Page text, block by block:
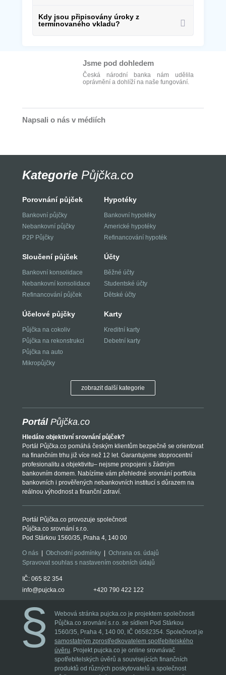
Kdy jsou připisovány úroky z
termínovaného vkladu?
Jsme pod dohledem
Česká národní banka nám udělila
oprávnění a dohlíží na naše fungování.
Napsali o nás v médiích
Kategorie Půjčka.co
Porovnání půjček
Bankovní půjčky
Nebankovní půjčky
P2P Půjčky
Sloučení půjček
Bankovní konsolidace
Nebankovní konsolidace
Refinancování půjček
Účelové půjčky
Půjčka na cokoliv
Půjčka na rekonstrukci
Půjčka na auto
Mikropůjčky
Hypotéky
Bankovní hypotéky
Americké hypotéky
Refinancování hypoték
Účty
Běžné účty
Studentské účty
Dětské účty
Karty
Kreditní karty
Debetní karty
zobrazit další kategorie
Portál Půjčka.co
Hledáte objektivní srovnání půjček?
Portál Půjčka.co pomáhá českým klientům bezpečně se orientovat
na finančním trhu již více než 12 let. Garantujeme stoprocentní
profesionalitu a objektivitu– nejsme propojeni s žádným
bankovním domem. Nabízíme vám přehledné srovnání portfolia
bankovních i prověřených nebankovních institucí s důrazem na
reálnou výhodnost a finanční zdraví.
Portál Půjčka.co provozuje společnost
Půjčka.co srovnání s.r.o.
Pod Stárkou 1560/35, Praha 4, 140 00
O nás Obchodní podmínky
Ochrana os. údajů
Spravovat souhlas s nastavením osobních údajů
IČ: 065 82 354
info@pujcka.co
+420 790 422 122
Webová stránka pujcka.co je projektem společnosti
Půjčka.co srovnání s.r.o. se sídlem Pod Stárkou
1560/35, Praha 4, 140 00, IČ 06582354. Společnost je
samostatným zprostředkovatelem spotřebitelského
úvěru. Projekt pujcka.co je online srovnávač
spotřebitelských úvěrů a souvisejících finančních
produktů od různých poskytovatelů a společnost